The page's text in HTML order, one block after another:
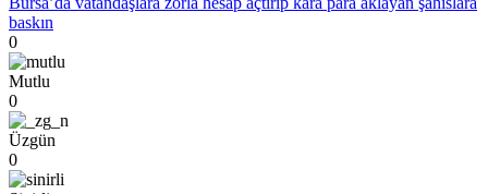
baskın
0
Mutlu
0
Üzgün
0